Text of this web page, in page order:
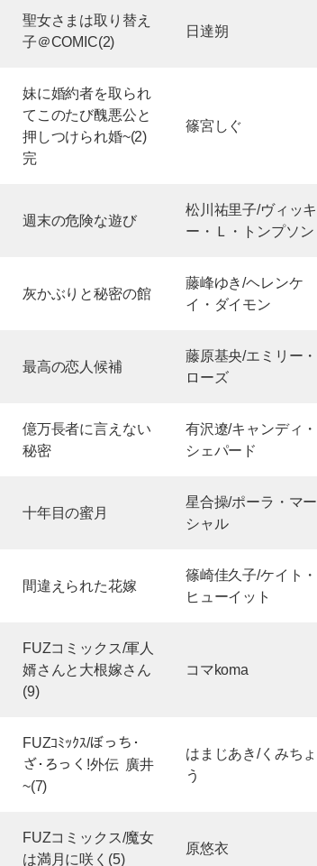
聖女さまは取り替え
子＠COMIC(2)
日達朔
妹に婚約者を取られ
てこのたび醜悪公と
押しつけられ婚~(2)
完
篠宮しぐ
週末の危険な遊び
松川祐里子/ヴィッキ
ー・Ｌ・トンプソン
灰かぶりと秘密の館
藤峰ゆき/ヘレンケ
イ・ダイモン
最高の恋人候補
藤原基央/エミリー・
ローズ
億万長者に言えない
秘密
有沢遼/キャンディ・
シェパード
十年目の蜜月
星合操/ポーラ・マー
シャル
間違えられた花嫁
篠崎佳久子/ケイト・
ヒューイット
FUZコミックス/軍人
婿さんと大根嫁さん
(9)
コマkoma
FUZｺﾐｯｸｽ/ぼっち･
ざ･ろっく!外伝 廣井
~(7)
はまじあき/くみちょ
う
FUZコミックス/魔女
は満月に咲く(5)
原悠衣